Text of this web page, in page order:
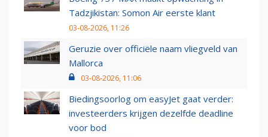
Tadzjikistan: Somon Air eerste klant
03-08-2026, 11:26
Geruzie over officiële naam vliegveld van
Mallorca
03-08-2026, 11:06
Biedingsoorlog om easyJet gaat verder:
investeerders krijgen dezelfde deadline
voor bod